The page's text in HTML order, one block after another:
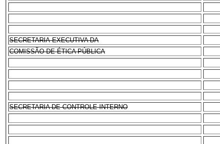
SECRETARIA-EXECUTIVA DA
COMISSÃO DE ÉTICA PÚBLICA
SECRETARIA DE CONTROLE INTERNO